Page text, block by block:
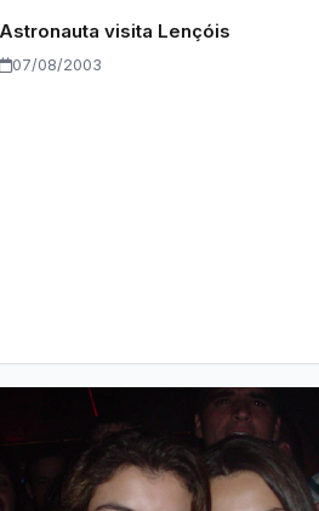
Astronauta visita Lençóis
07/08/2003